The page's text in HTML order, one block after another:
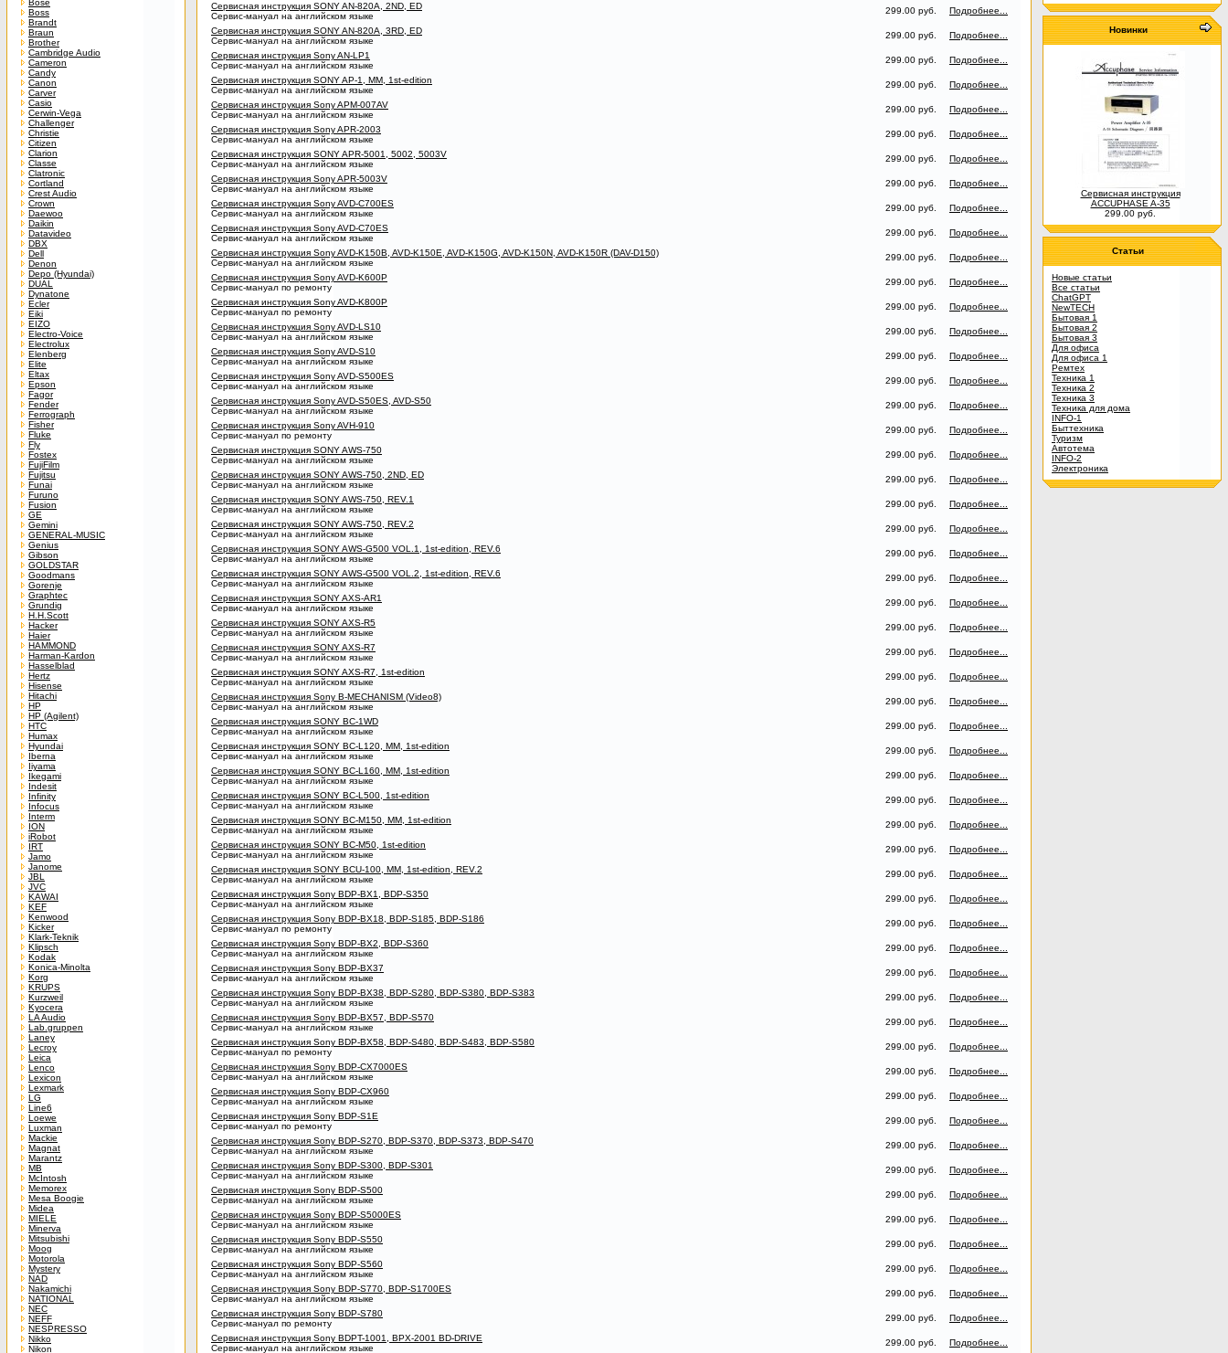
Bose
Boss
Brandt
Braun
Brother
Cambridge Audio
Cameron
Candy
Canon
Carver
Casio
Cerwin-Vega
Challenger
Christie
Citizen
Clarion
Classe
Clatronic
Cortland
Crest Audio
Crown
Daewoo
Daikin
Datavideo
DBX
Dell
Denon
Depo (Hyundai)
DUAL
Dynatone
Ecler
Eiki
EIZO
Electro-Voice
Electrolux
Elenberg
Elite
Eltax
Epson
Fagor
Fender
Ferrograph
Fisher
Fluke
Fly
Fostex
FujiFilm
Fujitsu
Funai
Furuno
Fusion
GE
Gemini
GENERAL-MUSIC
Genius
Gibson
GOLDSTAR
Goodmans
Gorenje
Graphtec
Grundig
H.H.Scott
Hacker
Haier
HAMMOND
Harman-Kardon
Hasselblad
Hertz
Hisense
Hitachi
HP
HP (Agilent)
HTC
Humax
Hyundai
Iberna
Iiyama
Ikegami
Indesit
Infinity
Infocus
Interm
ION
iRobot
IRT
Jamo
Janome
JBL
JVC
KAWAI
KEF
Kenwood
Kicker
Klark-Teknik
Klipsch
Kodak
Konica-Minolta
Korg
KRUPS
Kurzweil
Kyocera
LA Audio
Lab.gruppen
Laney
Lecroy
Leica
Lenco
Lexicon
Lexmark
LG
Line6
Loewe
Luxman
Mackie
Magnat
Marantz
MB
McIntosh
Memorex
Mesa Boogie
Midea
MIELE
Minerva
Mitsubishi
Moog
Motorola
Mystery
NAD
Nakamichi
NATIONAL
NEC
NEFF
NESPRESSO
Nikko
Nikon
Сервисная инструкция SONY AN-820A, 2ND, ED
Сервис-мануал на английском языке
299.00 руб.
Подробнее...
Сервисная инструкция SONY AN-820A, 3RD, ED
Сервис-мануал на английском языке
299.00 руб.
Подробнее...
Сервисная инструкция Sony AN-LP1
Сервис-мануал на английском языке
299.00 руб.
Подробнее...
Сервисная инструкция SONY AP-1, MM, 1st-edition
Сервис-мануал на английском языке
299.00 руб.
Подробнее...
Сервисная инструкция Sony APM-007AV
Сервис-мануал на английском языке
299.00 руб.
Подробнее...
Сервисная инструкция Sony APR-2003
Сервис-мануал на английском языке
299.00 руб.
Подробнее...
Сервисная инструкция SONY APR-5001, 5002, 5003V
Сервис-мануал на английском языке
299.00 руб.
Подробнее...
Сервисная инструкция Sony APR-5003V
Сервис-мануал на английском языке
299.00 руб.
Подробнее...
Сервисная инструкция Sony AVD-C700ES
Сервис-мануал на английском языке
299.00 руб.
Подробнее...
Сервисная инструкция Sony AVD-C70ES
Сервис-мануал на английском языке
299.00 руб.
Подробнее...
Сервисная инструкция Sony AVD-K150B, AVD-K150E, AVD-K150G, AVD-K150N, AVD-K150R (DAV-D150)
Сервис-мануал на английском языке
299.00 руб.
Подробнее...
Сервисная инструкция Sony AVD-K600P
Сервис-мануал по ремонту
299.00 руб.
Подробнее...
Сервисная инструкция Sony AVD-K800P
Сервис-мануал по ремонту
299.00 руб.
Подробнее...
Сервисная инструкция Sony AVD-LS10
Сервис-мануал на английском языке
299.00 руб.
Подробнее...
Сервисная инструкция Sony AVD-S10
Сервис-мануал на английском языке
299.00 руб.
Подробнее...
Сервисная инструкция Sony AVD-S500ES
Сервис-мануал на английском языке
299.00 руб.
Подробнее...
Сервисная инструкция Sony AVD-S50ES, AVD-S50
Сервис-мануал на английском языке
299.00 руб.
Подробнее...
Сервисная инструкция Sony AVH-910
Сервис-мануал по ремонту
299.00 руб.
Подробнее...
Сервисная инструкция SONY AWS-750
Сервис-мануал на английском языке
299.00 руб.
Подробнее...
Сервисная инструкция SONY AWS-750, 2ND, ED
Сервис-мануал на английском языке
299.00 руб.
Подробнее...
Сервисная инструкция SONY AWS-750, REV.1
Сервис-мануал на английском языке
299.00 руб.
Подробнее...
Сервисная инструкция SONY AWS-750, REV.2
Сервис-мануал на английском языке
299.00 руб.
Подробнее...
Сервисная инструкция SONY AWS-G500 VOL.1, 1st-edition, REV.6
Сервис-мануал на английском языке
299.00 руб.
Подробнее...
Сервисная инструкция SONY AWS-G500 VOL.2, 1st-edition, REV.6
Сервис-мануал на английском языке
299.00 руб.
Подробнее...
Сервисная инструкция SONY AXS-AR1
Сервис-мануал на английском языке
299.00 руб.
Подробнее...
Сервисная инструкция SONY AXS-R5
Сервис-мануал на английском языке
299.00 руб.
Подробнее...
Сервисная инструкция SONY AXS-R7
Сервис-мануал на английском языке
299.00 руб.
Подробнее...
Сервисная инструкция SONY AXS-R7, 1st-edition
Сервис-мануал на английском языке
299.00 руб.
Подробнее...
Сервисная инструкция Sony B-MECHANISM (Video8)
Сервис-мануал на английском языке
299.00 руб.
Подробнее...
Сервисная инструкция SONY BC-1WD
Сервис-мануал на английском языке
299.00 руб.
Подробнее...
Сервисная инструкция SONY BC-L120, MM, 1st-edition
Сервис-мануал на английском языке
299.00 руб.
Подробнее...
Сервисная инструкция SONY BC-L160, MM, 1st-edition
Сервис-мануал на английском языке
299.00 руб.
Подробнее...
Сервисная инструкция SONY BC-L500, 1st-edition
Сервис-мануал на английском языке
299.00 руб.
Подробнее...
Сервисная инструкция SONY BC-M150, MM, 1st-edition
Сервис-мануал на английском языке
299.00 руб.
Подробнее...
Сервисная инструкция SONY BC-M50, 1st-edition
Сервис-мануал на английском языке
299.00 руб.
Подробнее...
Сервисная инструкция SONY BCU-100, MM, 1st-edition, REV.2
Сервис-мануал на английском языке
299.00 руб.
Подробнее...
Сервисная инструкция Sony BDP-BX1, BDP-S350
Сервис-мануал на английском языке
299.00 руб.
Подробнее...
Сервисная инструкция Sony BDP-BX18, BDP-S185, BDP-S186
Сервис-мануал по ремонту
299.00 руб.
Подробнее...
Сервисная инструкция Sony BDP-BX2, BDP-S360
Сервис-мануал на английском языке
299.00 руб.
Подробнее...
Сервисная инструкция Sony BDP-BX37
Сервис-мануал на английском языке
299.00 руб.
Подробнее...
Сервисная инструкция Sony BDP-BX38, BDP-S280, BDP-S380, BDP-S383
Сервис-мануал на английском языке
299.00 руб.
Подробнее...
Сервисная инструкция Sony BDP-BX57, BDP-S570
Сервис-мануал на английском языке
299.00 руб.
Подробнее...
Сервисная инструкция Sony BDP-BX58, BDP-S480, BDP-S483, BDP-S580
Сервис-мануал по ремонту
299.00 руб.
Подробнее...
Сервисная инструкция Sony BDP-CX7000ES
Сервис-мануал на английском языке
299.00 руб.
Подробнее...
Сервисная инструкция Sony BDP-CX960
Сервис-мануал на английском языке
299.00 руб.
Подробнее...
Сервисная инструкция Sony BDP-S1E
Сервис-мануал по ремонту
299.00 руб.
Подробнее...
Сервисная инструкция Sony BDP-S270, BDP-S370, BDP-S373, BDP-S470
Сервис-мануал на английском языке
299.00 руб.
Подробнее...
Сервисная инструкция Sony BDP-S300, BDP-S301
Сервис-мануал на английском языке
299.00 руб.
Подробнее...
Сервисная инструкция Sony BDP-S500
Сервис-мануал на английском языке
299.00 руб.
Подробнее...
Сервисная инструкция Sony BDP-S5000ES
Сервис-мануал на английском языке
299.00 руб.
Подробнее...
Сервисная инструкция Sony BDP-S550
Сервис-мануал на английском языке
299.00 руб.
Подробнее...
Сервисная инструкция Sony BDP-S560
Сервис-мануал на английском языке
299.00 руб.
Подробнее...
Сервисная инструкция Sony BDP-S770, BDP-S1700ES
Сервис-мануал на английском языке
299.00 руб.
Подробнее...
Сервисная инструкция Sony BDP-S780
Сервис-мануал по ремонту
299.00 руб.
Подробнее...
Сервисная инструкция Sony BDPT-1001, BPX-2001 BD-DRIVE
Сервис-мануал на английском языке
299.00 руб.
Подробнее...
Новинки
Сервисная инструкция
ACCUPHASE A-35
299.00 руб.
Статьи
Новые статьи
Все статьи
ChatGPT
NewTECH
Бытовая 1
Бытовая 2
Бытовая 3
Для офиса
Для офиса 1
Ремтех
Техника 1
Техника 2
Техника 3
Техника для дома
INFO-1
Быттехника
Туризм
Автотема
INFO-2
Электроника